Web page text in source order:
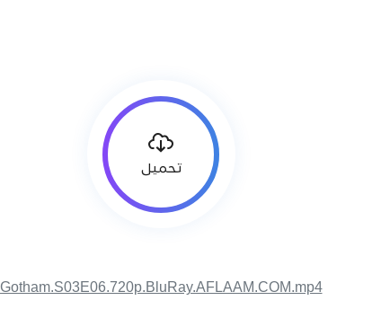
تحميل
Gotham.S03E06.720p.BluRay.AFLAAM.COM.mp4